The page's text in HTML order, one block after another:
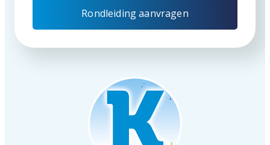
Rondleiding aanvragen